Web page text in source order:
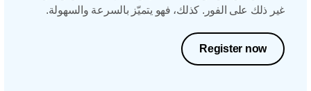
غير ذلك على الفور. كذلك، فهو يتميّز بالسرعة والسهولة.
Register now